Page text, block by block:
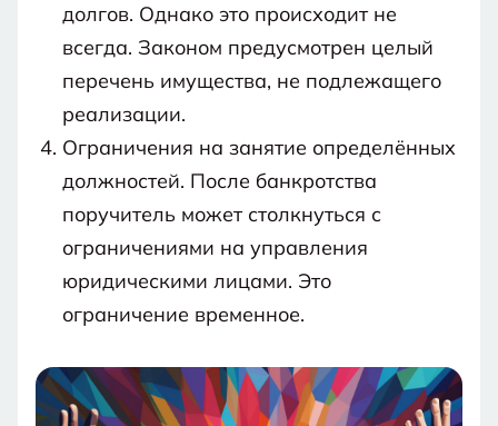
долгов. Однако это происходит не
всегда. Законом предусмотрен целый
перечень имущества, не подлежащего
реализации.
Ограничения на занятие определённых
должностей. После банкротства
поручитель может столкнуться с
ограничениями на управления
юридическими лицами. Это
ограничение временное.